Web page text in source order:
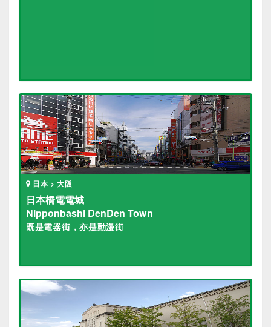
日本 > 大阪
日本橋電電城
Nipponbashi DenDen Town
既是電器街，亦是動漫街